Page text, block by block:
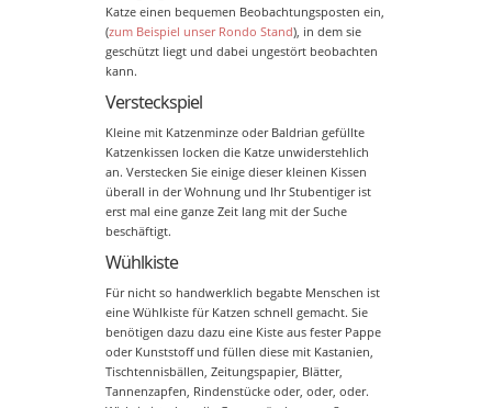
Katze einen bequemen Beobachtungsposten ein,
(zum Beispiel unser Rondo Stand), in dem sie
geschützt liegt und dabei ungestört beobachten
kann.
Versteckspiel
Kleine mit Katzenminze oder Baldrian gefüllte
Katzenkissen locken die Katze unwiderstehlich
an. Verstecken Sie einige dieser kleinen Kissen
überall in der Wohnung und Ihr Stubentiger ist
erst mal eine ganze Zeit lang mit der Suche
beschäftigt.
Wühlkiste
Für nicht so handwerklich begabte Menschen ist
eine Wühlkiste für Katzen schnell gemacht. Sie
benötigen dazu dazu eine Kiste aus fester Pappe
oder Kunststoff und füllen diese mit Kastanien,
Tischtennisbällen, Zeitungspapier, Blätter,
Tannenzapfen, Rindenstücke oder, oder, oder.